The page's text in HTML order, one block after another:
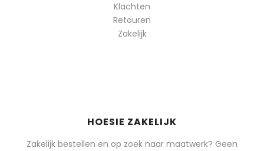
Klachten
Retouren
Zakelijk
HOESIE ZAKELIJK
Zakelijk bestellen en op zoek naar maatwerk? Geen